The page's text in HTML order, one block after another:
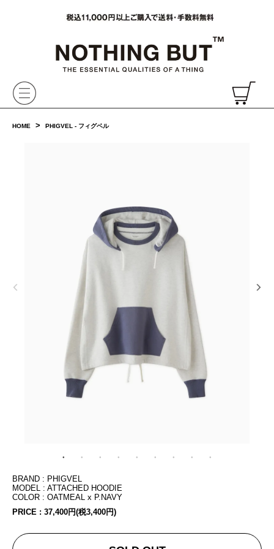
HOME > PHIGVEL - フィグベル
BRAND : PHIGVEL
MODEL : ATTACHED HOODIE
COLOR : OATMEAL x P.NAVY
PRICE : 37,400円(税3,400円)